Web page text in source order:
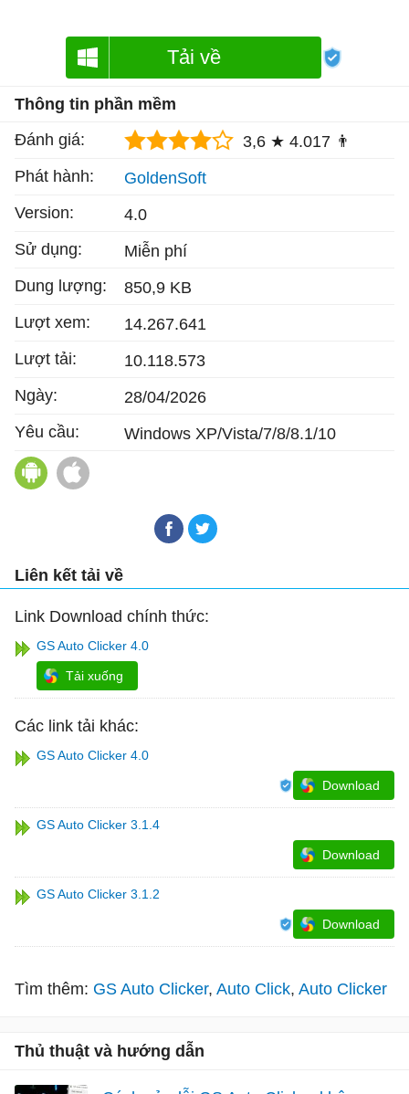
Tải về
Thông tin phần mềm
Đánh giá:
3,6 ★ 4.017 👨
Phát hành:
GoldenSoft
Version:
4.0
Sử dụng:
Miễn phí
Dung lượng:
850,9 KB
Lượt xem:
14.267.641
Lượt tải:
10.118.573
Ngày:
28/04/2026
Yêu cầu:
Windows XP/Vista/7/8/8.1/10
GS Auto Clicker cho Android
Liên kết tải về
Link Download chính thức:
GS Auto Clicker 4.0
Tải xuống
Các link tải khác:
GS Auto Clicker 4.0
Download
GS Auto Clicker 3.1.4
Download
GS Auto Clicker 3.1.2
Download
Tìm thêm: GS Auto Clicker Auto Click Auto Clicker
Thủ thuật và hướng dẫn